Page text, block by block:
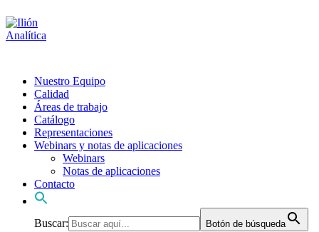
Nuestro Equipo
Calidad
Áreas de trabajo
Catálogo
Representaciones
Webinars y notas de aplicaciones
Webinars
Notas de aplicaciones
Contacto
Buscar: Botón de búsqueda